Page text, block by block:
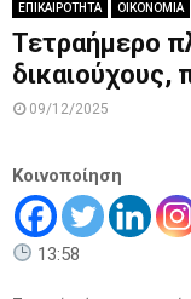
ΕΠΙΚΑΙΡΟΤΗΤΑ ΟΙΚΟΝΟΜΙΑ
Τετραήμερο
δικαιούχους,
09/12/2025
Κοινοποίηση
13:58